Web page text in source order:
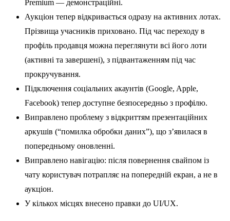
Premium — демонстраційні.
Аукціон тепер відкривається одразу на активних лотах.
Прізвища учасників приховано. Під час переходу в
профіль продавця можна переглянути всі його лоти
(активні та завершені), з підвантаженням під час
прокручування.
Підключення соціальних акаунтів (Google, Apple,
Facebook) тепер доступне безпосередньо з профілю.
Виправлено проблему з відкриттям презентаційних
аркушів (“помилка обробки даних”), що з’явилася в
попередньому оновленні.
Виправлено навігацію: після повернення свайпом із
чату користувач потрапляє на попередній екран, а не в
аукціон.
У кількох місцях внесено правки до UI/UX.